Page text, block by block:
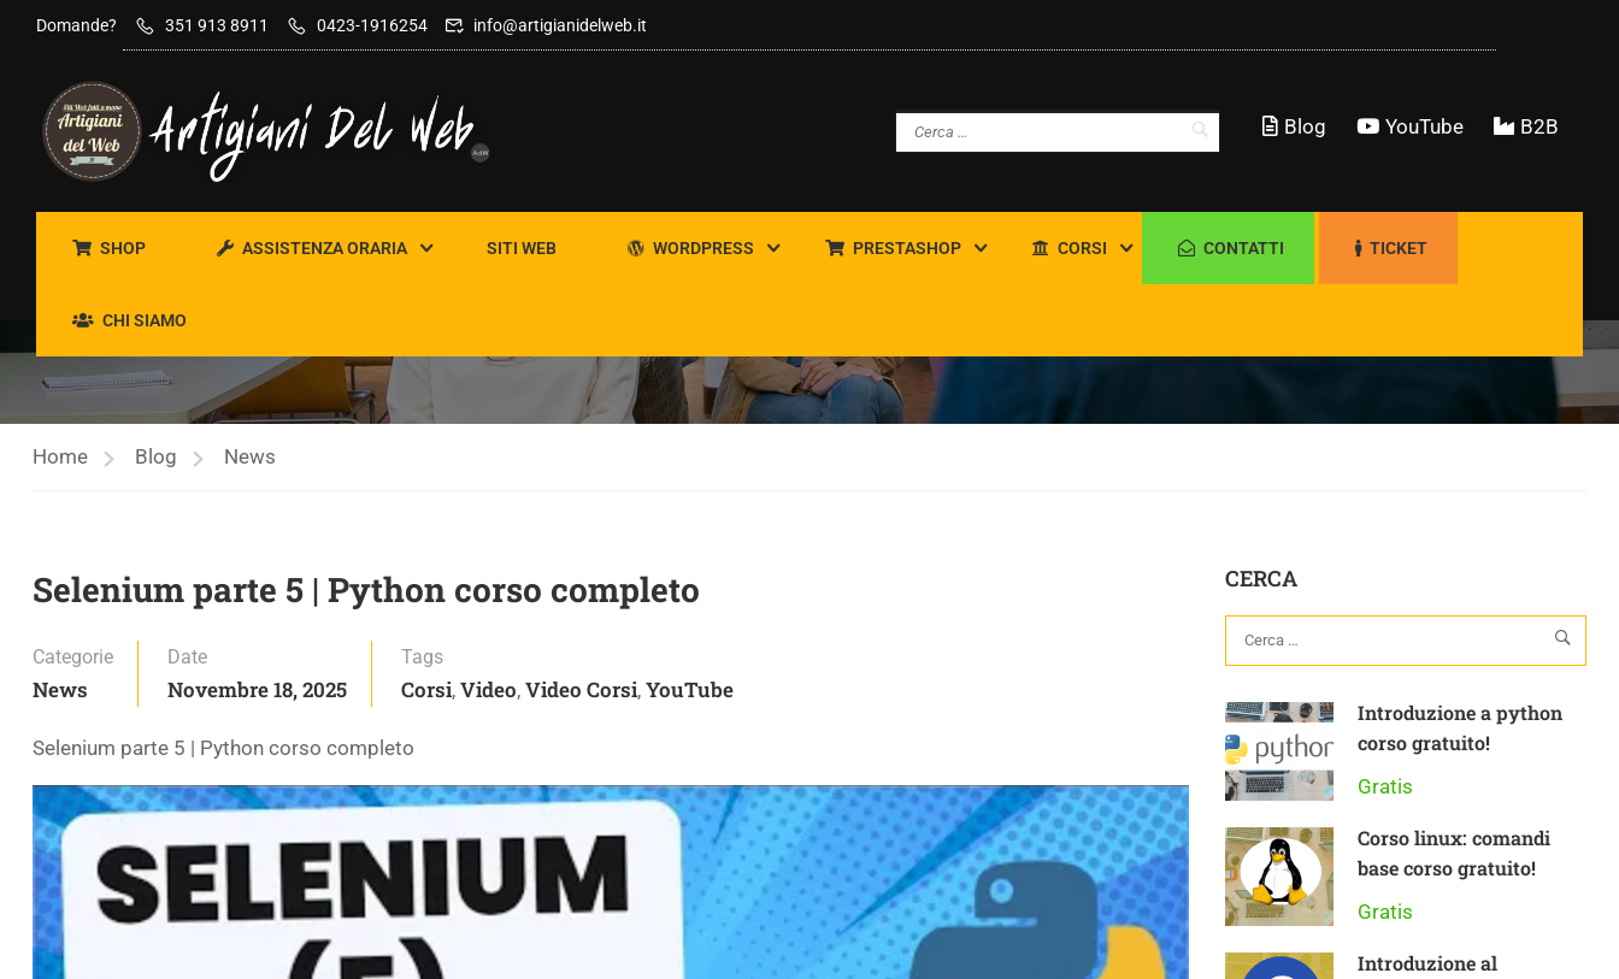
contenuto
Domande? 351 913 8911 0423-1916254 info@artigianidelweb.it
B2B
YouTube
Blog
SHOP ASSISTENZA ORARIA SITI WEB WORDPRESS PRESTASHOP CORSI CONTATTI TICKET
CHI SIAMO
NEWS
Home Blog News
Selenium parte 5 | Python corso completo
Categorie
News
Date
Novembre 18, 2025
Tags
Corsi, Video, Video Corsi, YouTube
Selenium parte 5 | Python corso completo
CERCA
Introduzione a python
corso gratuito!
Gratis
Corso linux: comandi
base corso gratuito!
Gratis
Introduzione al